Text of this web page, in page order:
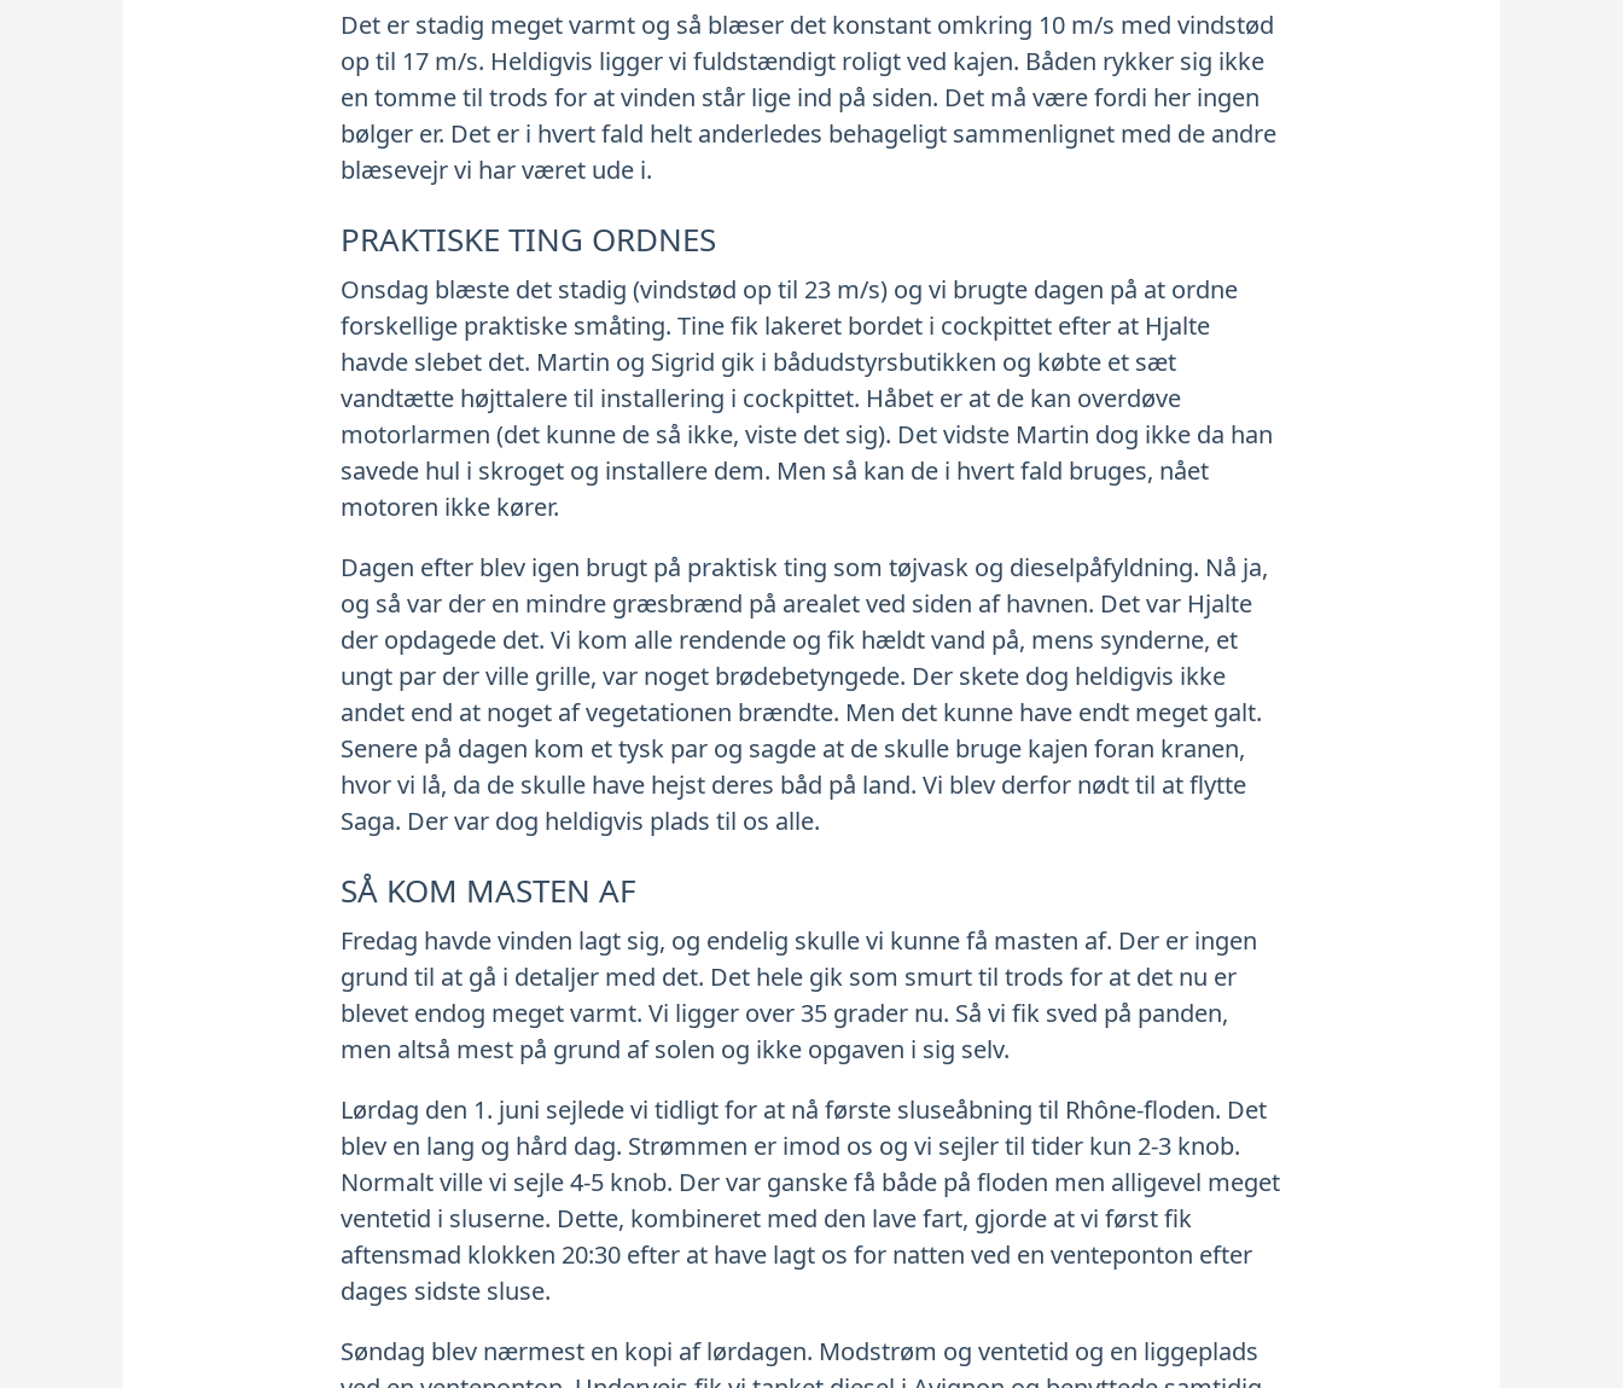
Det er stadig meget varmt og så blæser det konstant omkring 10 m/s med vindstød
op til 17 m/s. Heldigvis ligger vi fuldstændigt roligt ved kajen. Båden rykker sig ikke
en tomme til trods for at vinden står lige ind på siden. Det må være fordi her ingen
bølger er. Det er i hvert fald helt anderledes behageligt sammenlignet med de andre
blæsevejr vi har været ude i.
PRAKTISKE TING ORDNES
Onsdag blæste det stadig (vindstød op til 23 m/s) og vi brugte dagen på at ordne
forskellige praktiske småting. Tine fik lakeret bordet i cockpittet efter at Hjalte
havde slebet det. Martin og Sigrid gik i bådudstyrsbutikken og købte et sæt
vandtætte højttalere til installering i cockpittet. Håbet er at de kan overdøve
motorlarmen (det kunne de så ikke, viste det sig). Det vidste Martin dog ikke da han
savede hul i skroget og installere dem. Men så kan de i hvert fald bruges, nået
motoren ikke kører.
Dagen efter blev igen brugt på praktisk ting som tøjvask og dieselpåfyldning. Nå ja,
og så var der en mindre græsbrænd på arealet ved siden af havnen. Det var Hjalte
der opdagede det. Vi kom alle rendende og fik hældt vand på, mens synderne, et
ungt par der ville grille, var noget brødebetyngede. Der skete dog heldigvis ikke
andet end at noget af vegetationen brændte. Men det kunne have endt meget galt.
Senere på dagen kom et tysk par og sagde at de skulle bruge kajen foran kranen,
hvor vi lå, da de skulle have hejst deres båd på land. Vi blev derfor nødt til at flytte
Saga. Der var dog heldigvis plads til os alle.
SÅ KOM MASTEN AF
Fredag havde vinden lagt sig, og endelig skulle vi kunne få masten af. Der er ingen
grund til at gå i detaljer med det. Det hele gik som smurt til trods for at det nu er
blevet endog meget varmt. Vi ligger over 35 grader nu. Så vi fik sved på panden,
men altså mest på grund af solen og ikke opgaven i sig selv.
Lørdag den 1. juni sejlede vi tidligt for at nå første sluseåbning til Rhône-floden. Det
blev en lang og hård dag. Strømmen er imod os og vi sejler til tider kun 2-3 knob.
Normalt ville vi sejle 4-5 knob. Der var ganske få både på floden men alligevel meget
ventetid i sluserne. Dette, kombineret med den lave fart, gjorde at vi først fik
aftensmad klokken 20:30 efter at have lagt os for natten ved en venteponton efter
dages sidste sluse.
Søndag blev nærmest en kopi af lørdagen. Modstrøm og ventetid og en liggeplads